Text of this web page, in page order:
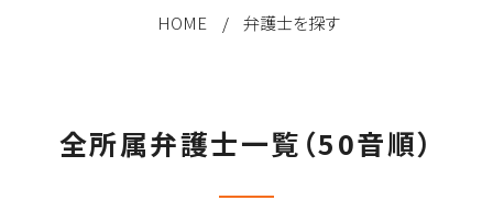
HOME 弁護士を探す
全所属弁護士一覧（50音順）